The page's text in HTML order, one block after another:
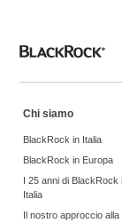
Chi siamo
BlackRock in Italia
BlackRock in Europa
I 25 anni di BlackRock
Italia
Il nostro approccio alla